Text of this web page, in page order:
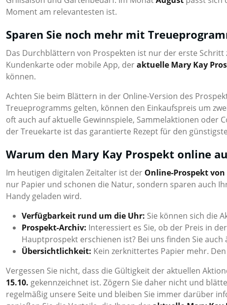
Moment am relevantesten ist.
Sparen Sie noch mehr mit
Das Durchblättern von Prospekten ist nur der erste Schritt
Kundenkarte oder mobile App, deraktuelle Mary Kay
können.
Achten Sie beim Blättern in der Online-Version des
Treueprogramms gelten, können den Einkaufspreis um
oft auch auf aktuelle Gewinnspiele, Sammelaktionen oder
der Treuekarte ist das garantierte Rezept für den
Warum den Mary Kay Prospekt online
Im heutigen digitalen Zeitalter ist der Online-Prospekt
nur Papier und schonen die Natur, sondern sparen auch
Handy geladen wird.
Verfügbarkeit rund um die Uhr: Sie können sich die
Prospekt-Archiv: Interessiert es Sie, ob der Preis in
Hauptprospekt erschienen ist? Bei uns finden Sie
Übersichtlichkeit: Kein zerknittertes Papier mehr. Den
Vergessen Sie nicht, dass die Gültigkeit der aktuellen
15.10. gekennzeichnet ist. Zögern Sie daher nicht und
regelmäßig unsere Seite und bleiben Sie immer darüber